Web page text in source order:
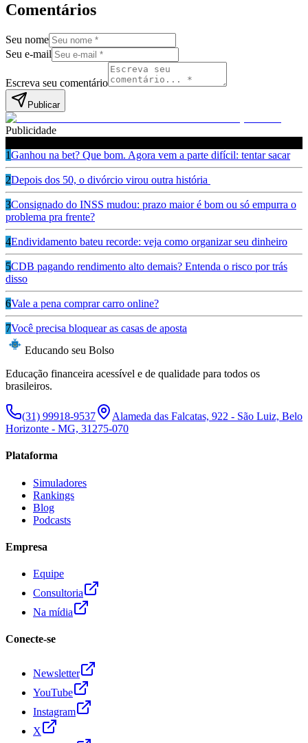
Comentários
Seu nome
Seu e-mail
Escreva seu comentário
Publicar
Publicidade
1Ganhou na bet? Que bom. Agora vem a parte difícil: tentar sacar
2Depois dos 50, o divórcio virou outra história
3Consignado do INSS mudou: prazo maior é bom ou só empurra o
problema pra frente?
4Endividamento bateu recorde: veja como organizar seu dinheiro
5CDB pagando rendimento alto demais? Entenda o risco por trás
disso
6Vale a pena comprar carro online?
7Você precisa bloquear as casas de aposta
Educando seu Bolso
Educação financeira acessível e de qualidade para todos os
brasileiros.
(31) 99918-9537
Alameda das Falcatas, 922 - São Luiz, Belo
Horizonte - MG, 31275-070
Plataforma
Simuladores
Rankings
Blog
Podcasts
Empresa
Equipe
Consultoria
Na mídia
Conecte-se
Newsletter
YouTube
Instagram
X